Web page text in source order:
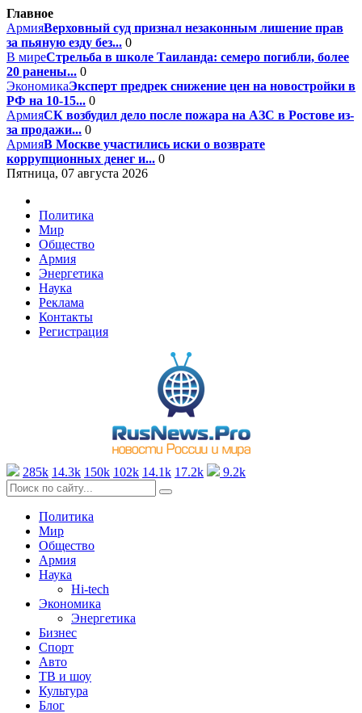
Главное
АрмияВерховный суд признал незаконным лишение прав
за пьяную езду без... 0
В миреСтрельба в школе Таиланда: семеро погибли, более
20 ранены... 0
ЭкономикаЭксперт предрек снижение цен на новостройки в
РФ на 10-15... 0
АрмияСК возбудил дело после пожара на АЗС в Ростове из-
за продажи... 0
АрмияВ Москве участились иски о возврате
коррупционных денег и... 0
Пятница, 07 августа 2026
Политика
Мир
Общество
Армия
Энергетика
Наука
Реклама
Контакты
Регистрация
285k 14.3k 150k 102k 14.1k 17.2k 9.2k
Политика
Мир
Общество
Армия
Наука
Hi-tech
Экономика
Энергетика
Бизнес
Спорт
Авто
ТВ и шоу
Культура
Блог